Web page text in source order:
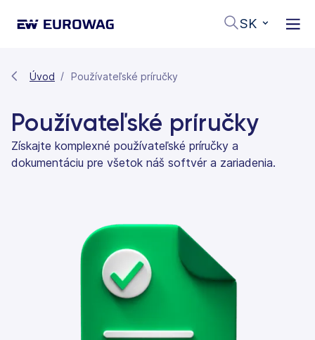
SK
Úvod Používateľské príručky
Používateľské príručky
Získajte komplexné používateľské príručky a
dokumentáciu pre všetok náš softvér a zariadenia.